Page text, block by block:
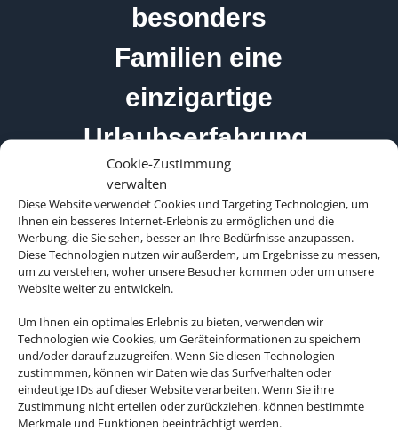
Cookie-Zustimmung
verwalten
Diese Website verwendet Cookies und Targeting Technologien, um
Ihnen ein besseres Internet-Erlebnis zu ermöglichen und die
Werbung, die Sie sehen, besser an Ihre Bedürfnisse anzupassen.
Diese Technologien nutzen wir außerdem, um Ergebnisse zu messen,
um zu verstehen, woher unsere Besucher kommen oder um unsere
Website weiter zu entwickeln.
Um Ihnen ein optimales Erlebnis zu bieten, verwenden wir
Technologien wie Cookies, um Geräteinformationen zu speichern
und/oder darauf zuzugreifen. Wenn Sie diesen Technologien
zustimmmen, können wir Daten wie das Surfverhalten oder
eindeutige IDs auf dieser Website verarbeiten. Wenn Sie ihre
Zustimmung nicht erteilen oder zurückziehen, können bestimmte
Merkmale und Funktionen beeinträchtigt werden.
besonders
Familien eine
einzigartige
Urlaubserfahrung.